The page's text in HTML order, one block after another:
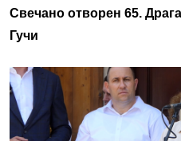
Свечано отворен 65.
Гучи